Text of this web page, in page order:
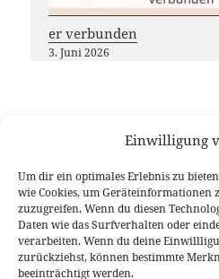
Einwilligung
Um dir ein optimales Erlebnis zu
wie Cookies, um Geräteinformationen
zuzugreifen. Wenn du diesen
Daten wie das Surfverhalten oder
verarbeiten. Wenn du deine
zurückziehst, können bestimmte
beeinträchtigt werden.
er verbunden
3. Juni 2026
DL-
Dann freuen wir uns über
Teilen unserer Inhalte oder
Vielen Dank für deine